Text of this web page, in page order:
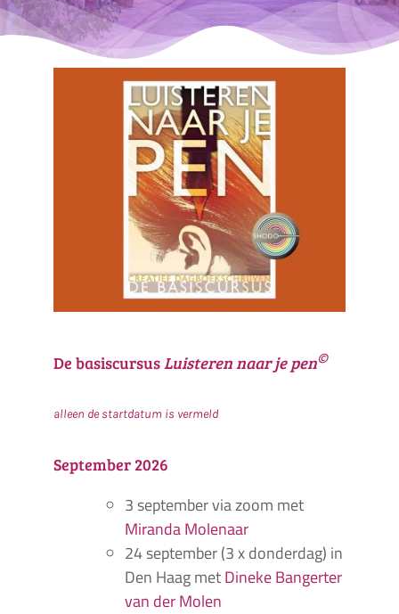
De basiscursusLuisteren naar je pen©
alleen de startdatum is vermeld
September 2026
3 september via zoom met
Miranda Molenaar
24 september (3 x donderdag) in
Den Haag metDineke Bangerter
van der Molen